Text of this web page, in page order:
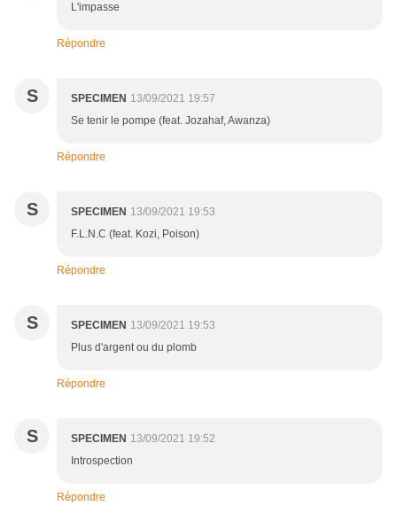
L'impasse
Répondre
S SPECIMEN 13/09/2021 19:57
Se tenir le pompe (feat. Jozahaf, Awanza)
Répondre
S SPECIMEN 13/09/2021 19:53
F.L.N.C (feat. Kozi, Poison)
Répondre
S SPECIMEN 13/09/2021 19:53
Plus d'argent ou du plomb
Répondre
S SPECIMEN 13/09/2021 19:52
Introspection
Répondre